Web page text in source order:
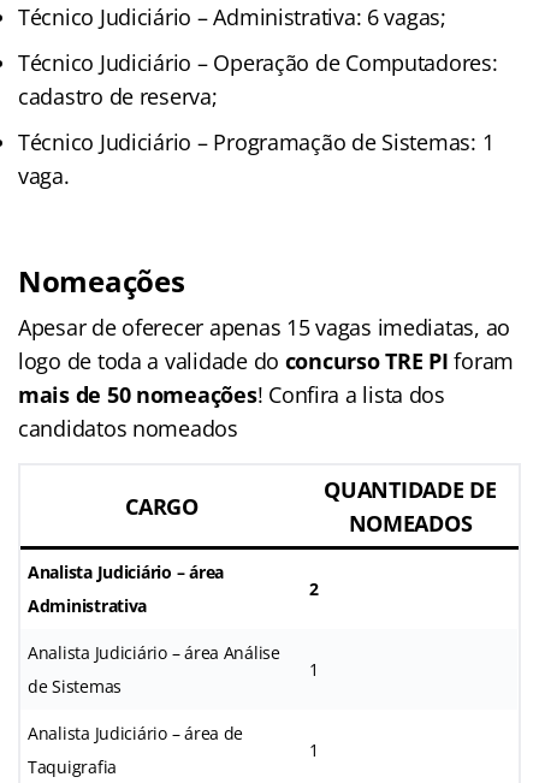
Técnico Judiciário – Administrativa: 6 vagas;
Técnico Judiciário – Operação de Computadores:
cadastro de reserva;
Técnico Judiciário – Programação de Sistemas: 1
vaga.
Nomeações
Apesar de oferecer apenas 15 vagas imediatas, ao
logo de toda a validade do concurso TRE PI foram
mais de 50 nomeações! Confira a lista dos
candidatos nomeados
CARGO
QUANTIDADE DE
NOMEADOS
Analista Judiciário – área
Administrativa
2
Analista Judiciário – área Análise
de Sistemas
1
Analista Judiciário – área de
Taquigrafia
1